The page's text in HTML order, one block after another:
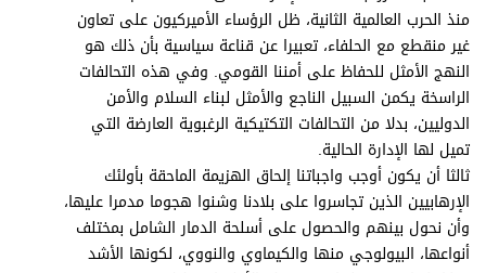
منذ الحرب العالمية الثانية، ظل الرؤساء الأميركيون على تعاون
غير منقطع مع الحلفاء، تعبيرا عن قناعة سياسية بأن ذلك هو
النهج الأمثل للحفاظ على أمننا القومي. وفي هذه التحالفات
الراسخة يكمن السبيل الناجع والأمثل لبناء السلام والأمن
الدوليين، بدلا من التحالفات التكتيكية الرغبوية العارضة التي
تميل لها الإدارة الحالية.
ثالثا أن يكون أوجب واجباتنا إلحاق الهزيمة الماحقة بأولئك
الإرهابيين الذين تجاسروا على بلادنا وشنوا هجوما مدمرا عليها،
وأن نحول بينهم والحصول على أسلحة الدمار الشامل بمختلف
أنواعها، البيولوجي منها والكيماوي والنووي، لكونها الأشد